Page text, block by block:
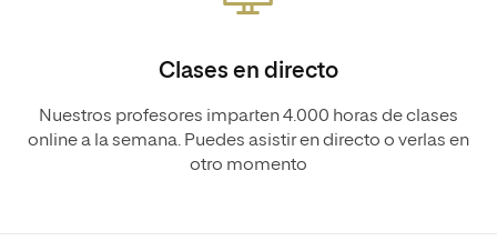
Clases en directo
Nuestros profesores imparten 4.000 horas de clases
online a la semana. Puedes asistir en directo o verlas en
otro momento